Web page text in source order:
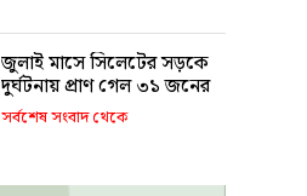
জুলাই মাসে সিলেটের সড়কে
দুর্ঘটনায় প্রাণ গেল ৩১ জনের
সর্বশেষ সংবাদ থেকে